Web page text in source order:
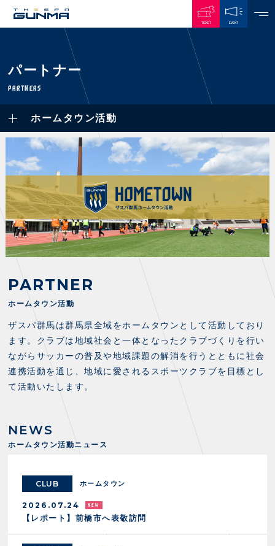
TICKET EVENT
CLUB
TOP TEAM
CHALLENGERS
ACADEMY
THESPARK
OTHER
PLAYERS / STAFFS
選手・スタッフ一覧
トレーニング見学について
・注意事項
・練習場ごとの注意事項
・練習場マップ
ファンレターの宛先
GAMES
試合日程・結果
順位表
ホームイベント情報
TICKETS
チケット情報
・前売・当日チケット
・発売日
・企画チケット
・招待チケット
シーズンシート
・シーズンシート
・法人シーズンシート
GUIDE
スタジアムアクセス
スタジアムルール
スタジアムグルメ
会場周辺案内図
ホームイベント情報
初心者向けのガイダンス
FANZONE
インデックス
ファンクラブ
グッズ
ザスパタイムズ
各SNS
マスコット
クラブパートナー
アシストパートナー
ザスパ応援店紹介
ホームタウン活動
応援ベンダー設置のお願い
ふるさと納税
COMPANY
会社概要
クラブについて（エンブレム・ロゴ等）
HISTORY
CHALLENGERS
ACADEMY
U-15
U-12
SCHOOL
スクール概要
スタッフ
TheSpark
パートナー
PARTNERS
ホームタウン活動
PARTNER
ホームタウン活動
ザスパ群馬は群馬県全域をホームタウンとして活動しており
ます。クラブは地域社会と一体となったクラブづくりを行い
ながらサッカーの普及や地域課題の解消を行うとともに社会
連携活動を通じ、地域に愛されるスポーツクラブを目標とし
て活動いたします。
NEWS
ホームタウン活動ニュース
CLUB ホームタウン
2026.07.24
【レポート】前橋市へ表敬訪問